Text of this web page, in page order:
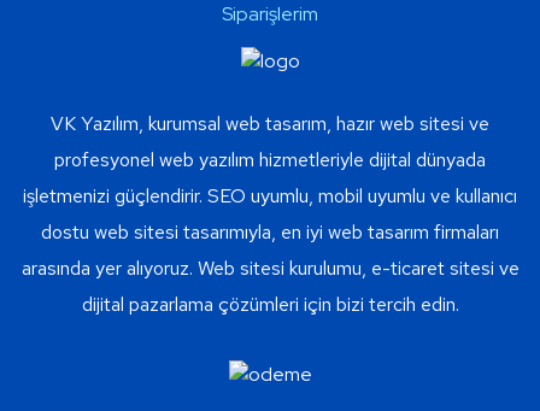
Siparişlerim
VK Yazılım, kurumsal web tasarım, hazır web sitesi ve
profesyonel web yazılım hizmetleriyle dijital dünyada
işletmenizi güçlendirir. SEO uyumlu, mobil uyumlu ve kullanıcı
dostu web sitesi tasarımıyla, en iyi web tasarım firmaları
arasında yer alıyoruz. Web sitesi kurulumu, e-ticaret sitesi ve
dijital pazarlama çözümleri için bizi tercih edin.